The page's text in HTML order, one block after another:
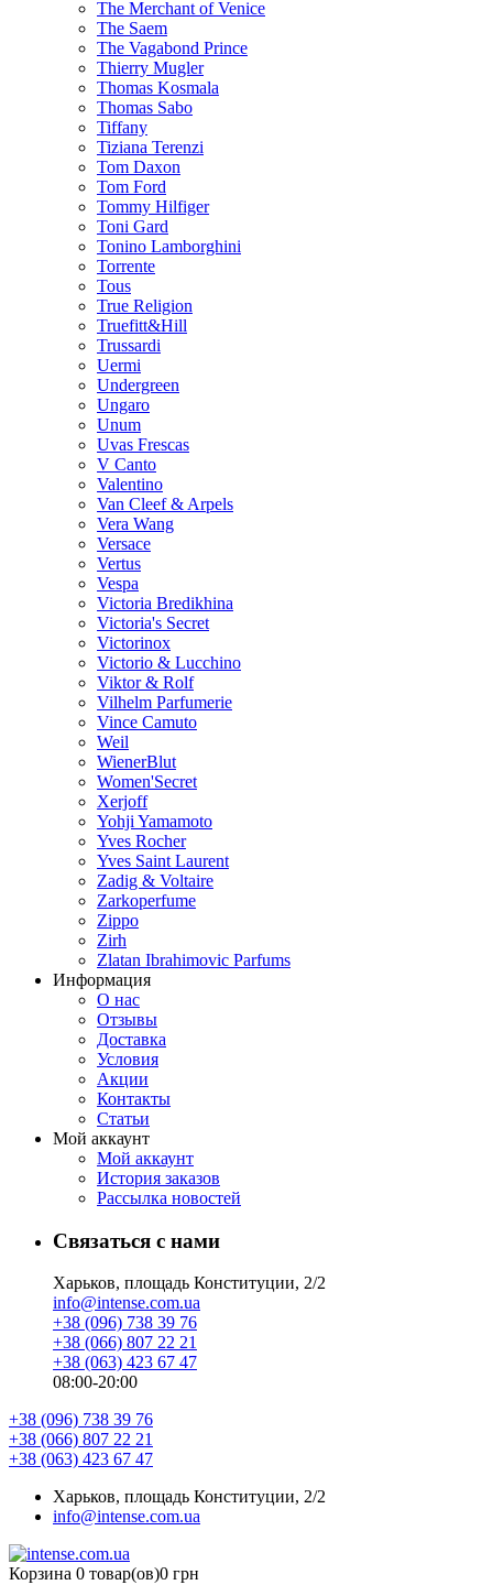
The Merchant of Venice
The Saem
The Vagabond Prince
Thierry Mugler
Thomas Kosmala
Thomas Sabo
Tiffany
Tiziana Terenzi
Tom Daxon
Tom Ford
Tommy Hilfiger
Toni Gard
Tonino Lamborghini
Torrente
Tous
True Religion
Truefitt&Hill
Trussardi
Uermi
Undergreen
Ungaro
Unum
Uvas Frescas
V Canto
Valentino
Van Cleef & Arpels
Vera Wang
Versace
Vertus
Vespa
Victoria Bredikhina
Victoria's Secret
Victorinox
Victorio & Lucchino
Viktor & Rolf
Vilhelm Parfumerie
Vince Camuto
Weil
WienerBlut
Women'Secret
Xerjoff
Yohji Yamamoto
Yves Rocher
Yves Saint Laurent
Zadig & Voltaire
Zarkoperfume
Zippo
Zirh
Zlatan Ibrahimovic Parfums
Информация
О нас
Отзывы
Доставка
Условия
Aкции
Контакты
Статьи
Мой аккаунт
Мой аккаунт
История заказов
Рассылка новостей
Связаться с нами
Харьков, площадь Конституции, 2/2
info@intense.com.ua
+38 (096) 738 39 76
+38 (066) 807 22 21
+38 (063) 423 67 47
08:00-20:00
+38 (096) 738 39 76
+38 (066) 807 22 21
+38 (063) 423 67 47
Харьков, площадь Конституции, 2/2
info@intense.com.ua
Корзина 0 товар(ов)0 грн